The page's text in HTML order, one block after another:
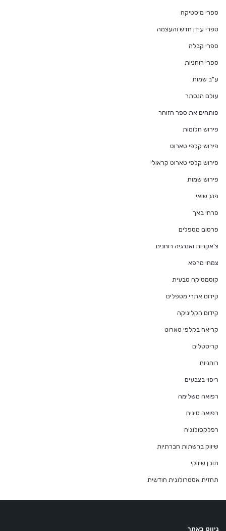
ספרי מיסטיקה
ספרי עידן חדש והעצמה
ספרי קבלה
ספרי רוחניות
ע"ב שמות
עולם הנסתר
פותחים את ספר הזוהר
פירוש חלומות
פירוש קלפי טארוט
פירוש קלפי טארוט קראולי
פירוש שמות
פנג שואי
פרחי באך
פרסום מטפלים
צ'אקרות ואנרגיה רוחנית
צמחי מרפא
קוסמטיקה טבעית
קידום אתרי מטפלים
קידום הקליניקה
קריאה בקלפי טארוט
קריסטלים
רוחניות
ריפוי בצבעים
רפואה משלימה
רפואה סינית
רפלקסולוגיה
שיווק ברשתות חברתיות
תוכן שיווקי
תחזית אסטרולוגית חודשית
ניווט באתר